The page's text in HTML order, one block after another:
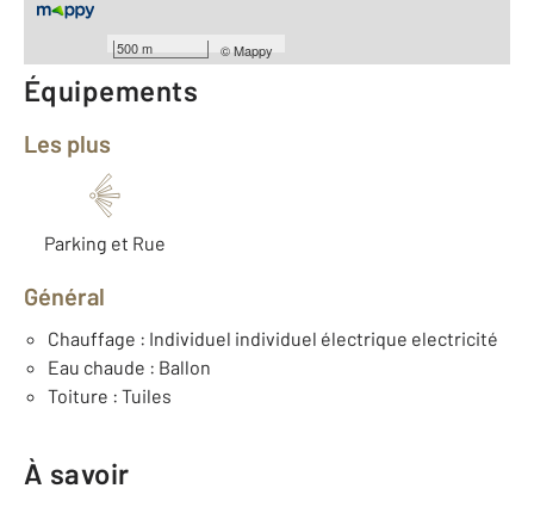
500 m ©Mappy
Type de construction : Traditionnelle
Équipements
Les plus
Parking et Rue
Général
Chauffage : Individuel individuel électrique electricité
Eau chaude : Ballon
Toiture : Tuiles
À savoir